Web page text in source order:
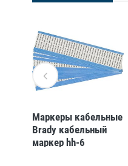
Маркеры кабельные
Brady кабельный
маркер hh-6